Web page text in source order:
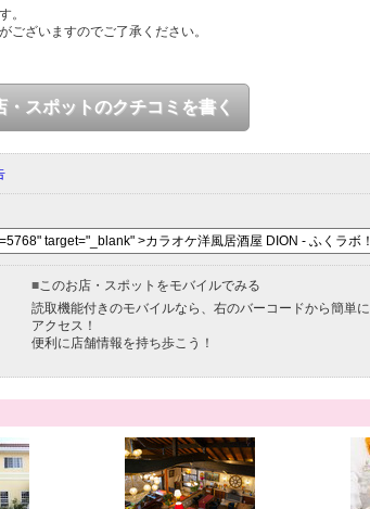
。
ございますのでご了承ください。
・スポットのクチコミを書く
■このお店・スポットをモバイルでみる
読取機能付きのモバイルなら、右のバーコードから簡単に
アクセス！
便利に店舗情報を持ち歩こう！